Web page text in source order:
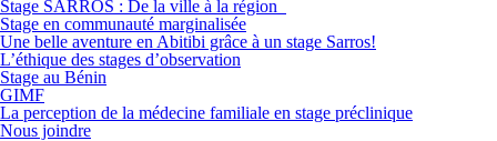
Stage SARROS : De la ville à la région
Stage en communauté marginalisée
Une belle aventure en Abitibi grâce à un stage Sarros!
L’éthique des stages d’observation
Stage au Bénin
GIMF
La perception de la médecine familiale en stage préclinique
Nous joindre